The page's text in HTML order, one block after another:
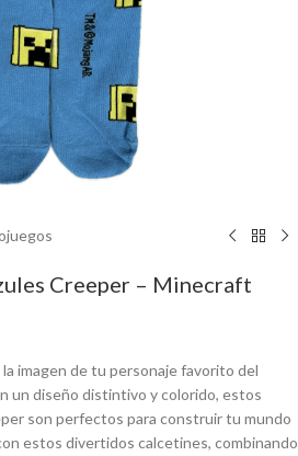
Creeper – Minecraft
imagen de tu personaje favorito del
un diseño distintivo y colorido, estos
son perfectos para construir tu mundo
estos divertidos calcetines, combinando